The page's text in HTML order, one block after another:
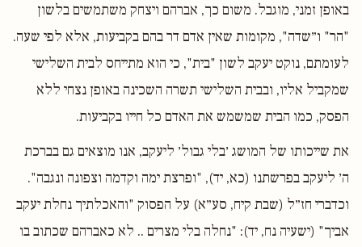
באופן זמני, מוגבל. משום כך, אברהם ויצחק משתמשים בלשון
"הר" ו״שדה", מקומות שאין אדם דר בהם בקביעות, אלא לפי שעה.
לעומתם, נוקט יעקב לשון "בית", כי הוא מתייחס לבית השלישי
שמקביל אליו, ובבית השלישי תשרה השכינה באופן נצחי ללא
הפסק, כמו הבית שמשמש את האדם כל חייו בקביעות.
את שייכותו של המושג ׳בלי גבול׳ ליעקב, אנו מוצאים גם בברכת
ה׳ ליעקב בפרשתנו (כא, יד), "ופרצת ימה וקדמה וצפונה ונגבה".
וכדברי חז״ל (שבת קיח, סע״א) על הפסוק "והאכלתיך נחלת יעקב
אביך" (ישעיה נח, יד): "נחלה בלי מצרים .. לא כאברהם שכתוב בו